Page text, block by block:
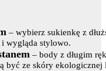
– wybierz sukienkę z
wygląda stylowo.
– body z długim
być ze skóry